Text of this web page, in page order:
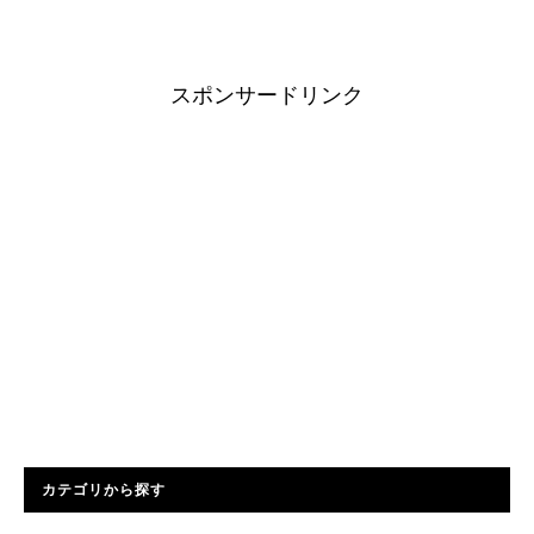
スポンサードリンク
カテゴリから探す